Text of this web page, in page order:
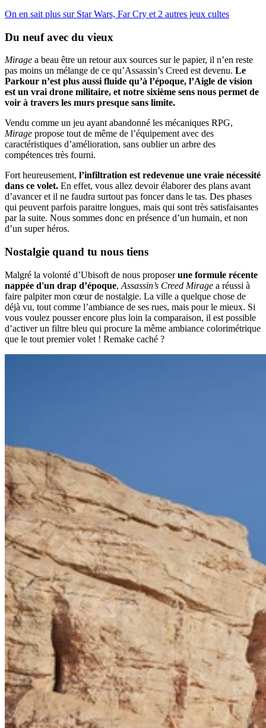
On en sait plus sur Star Wars, Far Cry et 2 autres jeux cultes
Du neuf avec du vieux
Mirage a beau être un retour aux sources sur le papier, il n’en reste
pas moins un mélange de ce qu’Assassin’s Creed est devenu. Le
Parkour n’est plus aussi fluide qu’à l’époque, l’Aigle de vision
est un vrai drone militaire, et notre sixième sens nous permet de
voir à travers les murs presque sans limite.
Vendu comme un jeu ayant abandonné les mécaniques RPG,
Mirage propose tout de même de l’équipement avec des
caractéristiques d’amélioration, sans oublier un arbre des
compétences très fourni.
Fort heureusement, l’infiltration est redevenue une vraie nécessité
dans ce volet. En effet, vous allez devoir élaborer des plans avant
d’avancer et il ne faudra surtout pas foncer dans le tas. Des phases
qui peuvent parfois paraitre longues, mais qui sont très satisfaisantes
par la suite. Nous sommes donc en présence d’un humain, et non
d’un super héros.
Nostalgie quand tu nous tiens
Malgré la volonté d’Ubisoft de nous proposerune formule récente
nappée d'un drap d’époque, Assassin’s Creed Mirage a réussi à
faire palpiter mon cœur de nostalgie. La ville a quelque chose de
déjà vu, tout comme l’ambiance de ses rues, mais pour le mieux. Si
vous voulez pousser encore plus loin la comparaison, il est possible
d’activer un filtre bleu qui procure la même ambiance colorimétrique
que le tout premier volet ! Remake caché ?